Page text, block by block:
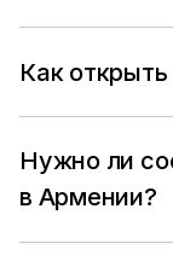
Как открыть
Нужно ли
в Армении?